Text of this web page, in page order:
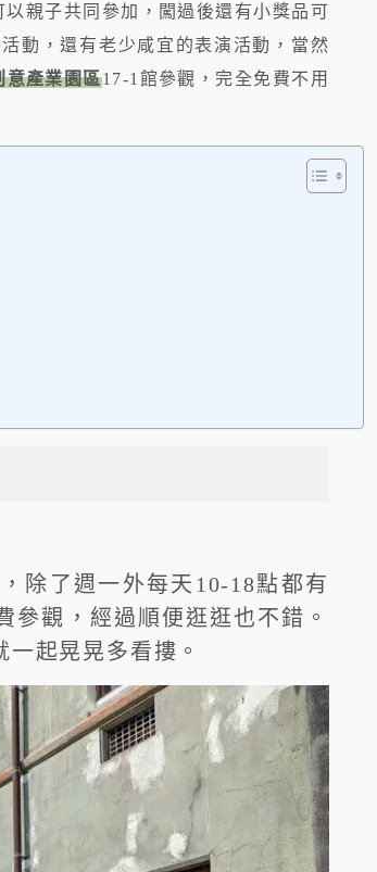
親子共同參加，闖過後還有小獎品可
動，還有老少咸宜的表演活動，當然
意產業園區17-1館參觀，完全免費不用
除了週一外每天10-18點都有
參觀，經過順便逛逛也不錯。
起晃晃多看摟。